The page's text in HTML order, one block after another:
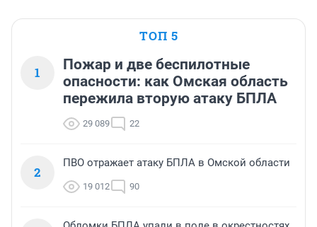
ТОП 5
1
Пожар и две беспилотные
опасности: как Омская область
пережила вторую атаку БПЛА
29 089 22
2
ПВО отражает атаку БПЛА в Омской области
19 012 90